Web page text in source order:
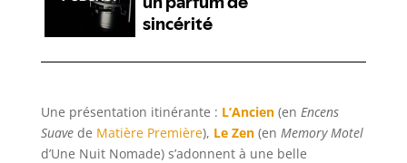
Une présentation itinérante : L’Ancien(en Encens
Suave de Matière Première), Le Zen(en Memory Motel
d’Une Nuit Nomade) s’adonnent à une belle